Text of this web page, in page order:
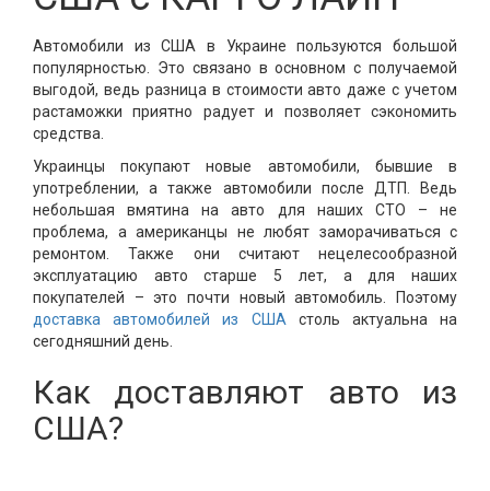
Автомобили из США в Украине пользуются большой
популярностью. Это связано в основном с получаемой
выгодой, ведь разница в стоимости авто даже с учетом
растаможки приятно радует и позволяет сэкономить
средства.
Украинцы покупают новые автомобили, бывшие в
употреблении, а также автомобили после ДТП. Ведь
небольшая вмятина на авто для наших СТО – не
проблема, а американцы не любят заморачиваться с
ремонтом. Также они считают нецелесообразной
эксплуатацию авто старше 5 лет, а для наших
покупателей – это почти новый автомобиль. Поэтому
доставка автомобилей из США столь актуальна на
сегодняшний день.
Как доставляют авто из
США?